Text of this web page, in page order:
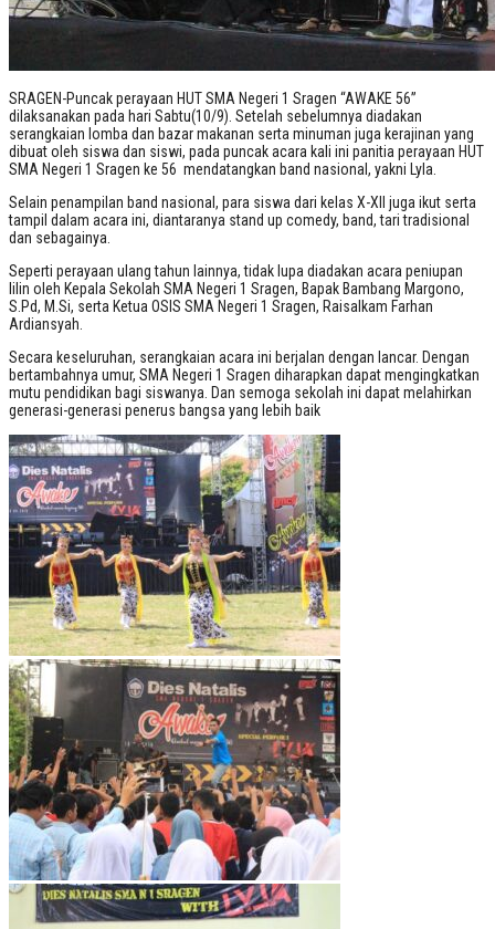
SRAGEN-Puncak perayaan HUT SMA Negeri 1 Sragen “AWAKE 56”
dilaksanakan pada hari Sabtu(10/9). Setelah sebelumnya diadakan
serangkaian lomba dan bazar makanan serta minuman juga kerajinan yang
dibuat oleh siswa dan siswi, pada puncak acara kali ini panitia perayaan HUT
SMA Negeri 1 Sragen ke 56 mendatangkan band nasional, yakni Lyla.
Selain penampilan band nasional, para siswa dari kelas X-XII juga ikut serta
tampil dalam acara ini, diantaranya stand up comedy, band, tari tradisional
dan sebagainya.
Seperti perayaan ulang tahun lainnya, tidak lupa diadakan acara peniupan
lilin oleh Kepala Sekolah SMA Negeri 1 Sragen, Bapak Bambang Margono,
S.Pd, M.Si, serta Ketua OSIS SMA Negeri 1 Sragen, Raisalkam Farhan
Ardiansyah.
Secara keseluruhan, serangkaian acara ini berjalan dengan lancar. Dengan
bertambahnya umur, SMA Negeri 1 Sragen diharapkan dapat mengingkatkan
mutu pendidikan bagi siswanya. Dan semoga sekolah ini dapat melahirkan
generasi-generasi penerus bangsa yang lebih baik